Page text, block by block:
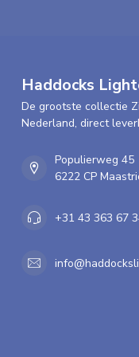
Posted on 26 May
Zeer goed
Vidiya G.
Posted on 20 April
Posted on 6 April
Haddocks
De grootste collectie
Nederland, direct
Populierweg 45
6222 CP
+31 43 363 67